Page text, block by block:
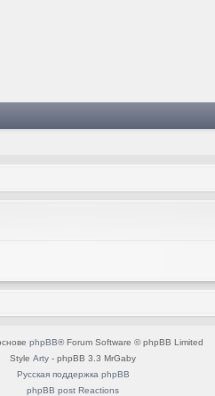
phpBB® Forum Software © phpBB Limited
Style Arty - phpBB 3.3 MrGaby
Русская поддержка phpBB
phpBB post Reactions